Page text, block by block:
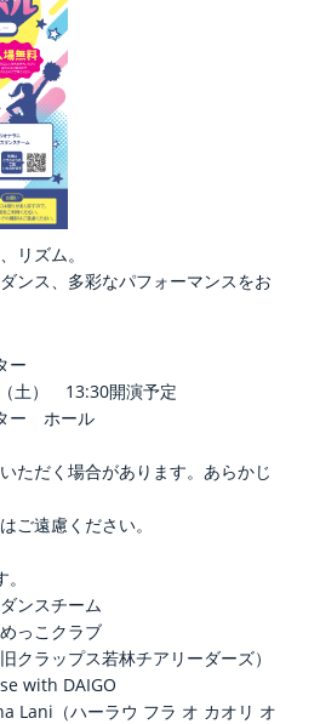
リズム。
ンス、多彩なパフォーマンスをお
ー
土） 13:30開演予定
ー ホール
ただく場合があります。あらかじ
ご遠慮ください。
ンスチーム
っこクラブ
クラップス若林チアリーダーズ）
with DAIGO
Lani（ハーラウ フラ オ カオリ オ